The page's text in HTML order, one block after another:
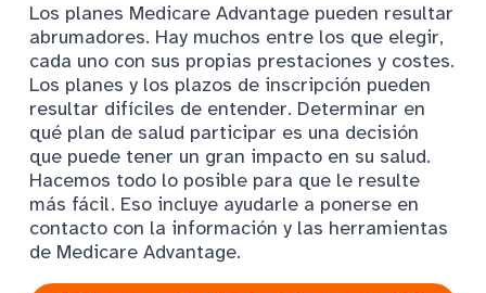
Los planes Medicare Advantage pueden resultar
abrumadores. Hay muchos entre los que elegir,
cada uno con sus propias prestaciones y costes.
Los planes y los plazos de inscripción pueden
resultar difíciles de entender. Determinar en
qué plan de salud participar es una decisión
que puede tener un gran impacto en su salud.
Hacemos todo lo posible para que le resulte
más fácil. Eso incluye ayudarle a ponerse en
contacto con la información y las herramientas
de Medicare Advantage.